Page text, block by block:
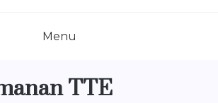
Menu
TTE